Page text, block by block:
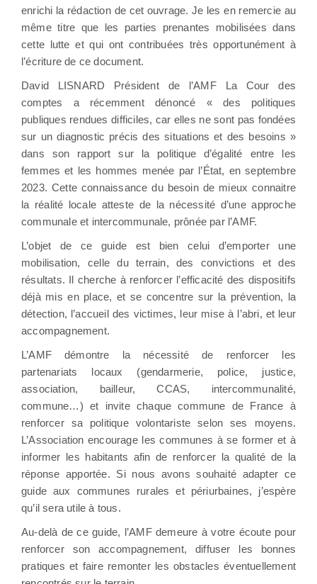
enrichi la rédaction de cet ouvrage. Je les en remercie au
même titre que les parties prenantes mobilisées dans
cette lutte et qui ont contribuées très opportunément à
l’écriture de ce document.
David LISNARD Président de l’AMF La Cour des
comptes a récemment dénoncé « des politiques
publiques rendues difficiles, car elles ne sont pas fondées
sur un diagnostic précis des situations et des besoins »
dans son rapport sur la politique d’égalité entre les
femmes et les hommes menée par l’État, en septembre
2023. Cette connaissance du besoin de mieux connaitre
la réalité locale atteste de la nécessité d’une approche
communale et intercommunale, prônée par l’AMF.
L’objet de ce guide est bien celui d’emporter une
mobilisation, celle du terrain, des convictions et des
résultats. Il cherche à renforcer l’efficacité des dispositifs
déjà mis en place, et se concentre sur la prévention, la
détection, l’accueil des victimes, leur mise à l’abri, et leur
accompagnement.
L’AMF démontre la nécessité de renforcer les
partenariats locaux (gendarmerie, police, justice,
association, bailleur, CCAS, intercommunalité,
commune…) et invite chaque commune de France à
renforcer sa politique volontariste selon ses moyens.
L’Association encourage les communes à se former et à
informer les habitants afin de renforcer la qualité de la
réponse apportée. Si nous avons souhaité adapter ce
guide aux communes rurales et périurbaines, j’espère
qu’il sera utile à tous.
Au-delà de ce guide, l’AMF demeure à votre écoute pour
renforcer son accompagnement, diffuser les bonnes
pratiques et faire remonter les obstacles éventuellement